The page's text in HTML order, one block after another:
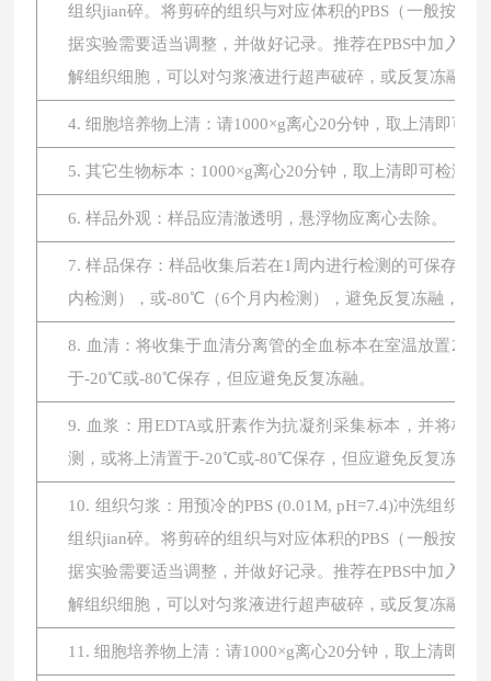
组织jian碎。将剪碎的组织与对应体积的PBS（一般按
据实验需要适当调整，并做好记录。推荐在PBS中加入
解组织细胞，可以对匀浆液进行超声破碎，或反复冻融。
4. 细胞培养物上清：请1000×g离心20分钟，取上清即可
5. 其它生物标本：1000×g离心20分钟，取上清即可检测。
6. 样品外观：样品应清澈透明，悬浮物应离心去除。
7. 样品保存：样品收集后若在1周内进行检测的可保存
内检测），或-80℃（6个月内检测），避免反复冻融，标
8. 血清：将收集于血清分离管的全血标本在室温放置2小
于-20℃或-80℃保存，但应避免反复冻融。
9. 血浆：用EDTA或肝素作为抗凝剂采集标本，并将标
测，或将上清置于-20℃或-80℃保存，但应避免反复冻融。
10. 组织匀浆：用预冷的PBS (0.01M, pH=7.4)冲洗组织
组织jian碎。将剪碎的组织与对应体积的PBS（一般按
据实验需要适当调整，并做好记录。推荐在PBS中加入
解组织细胞，可以对匀浆液进行超声破碎，或反复冻融。
11. 细胞培养物上清：请1000×g离心20分钟，取上清即